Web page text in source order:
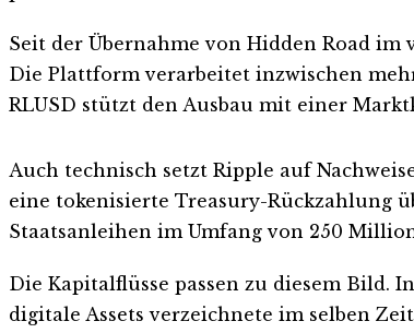
Seit der Übernahme von Hidden Road im
Die Plattform verarbeitet inzwischen
RLUSD stützt den Ausbau mit einer
Auch technisch setzt Ripple auf
eine tokenisierte Treasury-Rückzahlung
Staatsanleihen im Umfang von 250
Die Kapitalflüsse passen zu diesem Bild.
digitale Assets verzeichnete im selben